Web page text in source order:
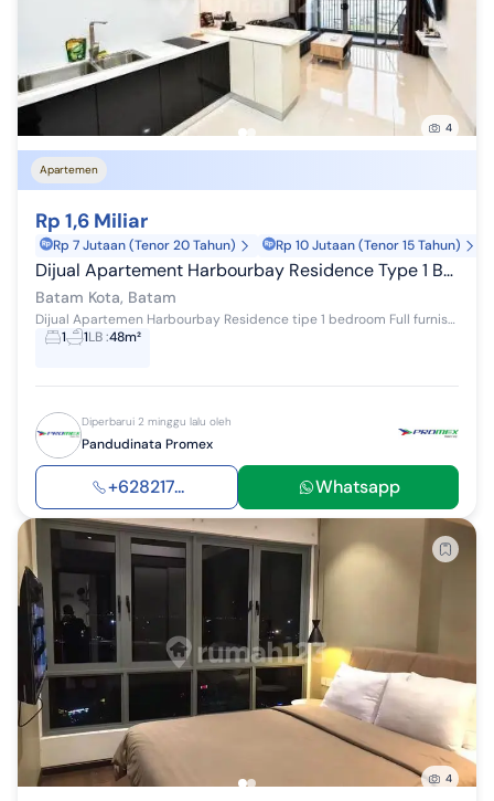
4
Apartemen
Rp 1,6 Miliar
Rp 7 Jutaan (Tenor 20 Tahun) Rp 10 Jutaan (Tenor 15 Tahun)
Dijual Apartement Harbourbay Residence Type 1 Bedroom
Batam Kota, Batam
Dijual Apartemen Harbourbay Residence tipe 1 bedroom Full furnished Sea view , Lantai 21 Luas bangunan 48 m2 *Harga 1.6M* Kode: EVA
1
1LB:48m²
Diperbarui 2 minggu lalu oleh
Pandudinata Promex
+628217... Whatsapp
4